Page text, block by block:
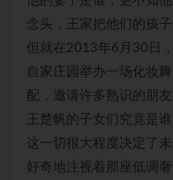
念头，王家把他们的孩子
但就在2013年6月30日
自家庄园举办一场化妆
配，邀请许多熟识的朋友
王楚帆的子女们究竟是
这一切很大程度决定了
好奇地注视着那座低调奢